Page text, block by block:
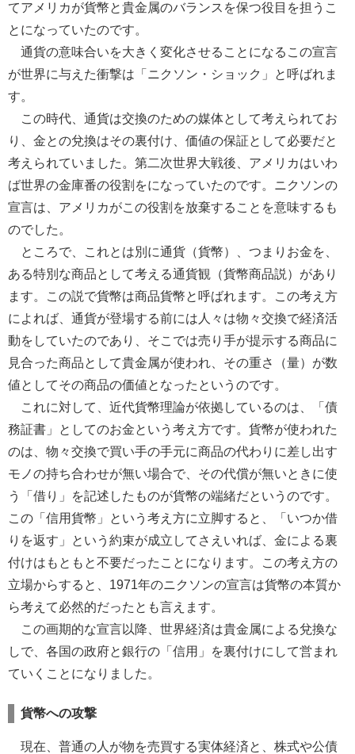
てアメリカが貨幣と貴金属のバランスを保つ役目を担うこ
とになっていたのです。
通貨の意味合いを大きく変化させることになるこの宣言
が世界に与えた衝撃は「ニクソン・ショック」と呼ばれま
す。
この時代、通貨は交換のための媒体として考えられてお
り、金との兌換はその裏付け、価値の保証として必要だと
考えられていました。第二次世界大戦後、アメリカはいわ
ば世界の金庫番の役割をになっていたのです。ニクソンの
宣言は、アメリカがこの役割を放棄することを意味するも
のでした。
ところで、これとは別に通貨（貨幣）、つまりお金を、
ある特別な商品として考える通貨観（貨幣商品説）があり
ます。この説で貨幣は商品貨幣と呼ばれます。この考え方
によれば、通貨が登場する前には人々は物々交換で経済活
動をしていたのであり、そこでは売り手が提示する商品に
見合った商品として貴金属が使われ、その重さ（量）が数
値としてその商品の価値となったというのです。
これに対して、近代貨幣理論が依拠しているのは、「債
務証書」としてのお金という考え方です。貨幣が使われた
のは、物々交換で買い手の手元に商品の代わりに差し出す
モノの持ち合わせが無い場合で、その代償が無いときに使
う「借り」を記述したものが貨幣の端緒だというのです。
この「信用貨幣」という考え方に立脚すると、「いつか借
りを返す」という約束が成立してさえいれば、金による裏
付けはもともと不要だったことになります。この考え方の
立場からすると、1971年のニクソンの宣言は貨幣の本質か
ら考えて必然的だったとも言えます。
この画期的な宣言以降、世界経済は貴金属による兌換な
しで、各国の政府と銀行の「信用」を裏付けにして営まれ
ていくことになりました。
貨幣への攻撃
現在、普通の人が物を売買する実体経済と、株式や公債